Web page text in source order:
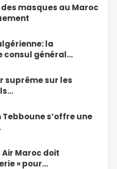
masques au Maroc
la
consul général…
suprême sur les
s’offre une
Air Maroc doit
» pour…